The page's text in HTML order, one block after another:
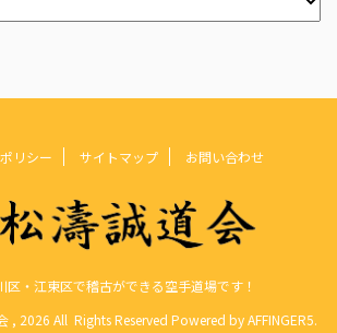
リシー サイトマップ お問い合わせ
区・江東区で稽古ができる空手道場です！
, 2026 All Rights Reserved Powered byAFFINGER5.